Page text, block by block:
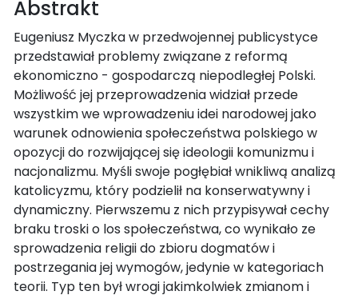
Abstrakt
Eugeniusz Myczka w przedwojennej publicystyce
przedstawiał problemy związane z reformą
ekonomiczno - gospodarczą niepodległej Polski.
Możliwość jej przeprowadzenia widział przede
wszystkim we wprowadzeniu idei narodowej jako
warunek odnowienia społeczeństwa polskiego w
opozycji do rozwijającej się ideologii komunizmu i
nacjonalizmu. Myśli swoje pogłębiał wnikliwą analizą
katolicyzmu, który podzielił na konserwatywny i
dynamiczny. Pierwszemu z nich przypisywał cechy
braku troski o los społeczeństwa, co wynikało ze
sprowadzenia religii do zbioru dogmatów i
postrzegania jej wymogów, jedynie w kategoriach
teorii. Typ ten był wrogi jakimkolwiek zmianom i